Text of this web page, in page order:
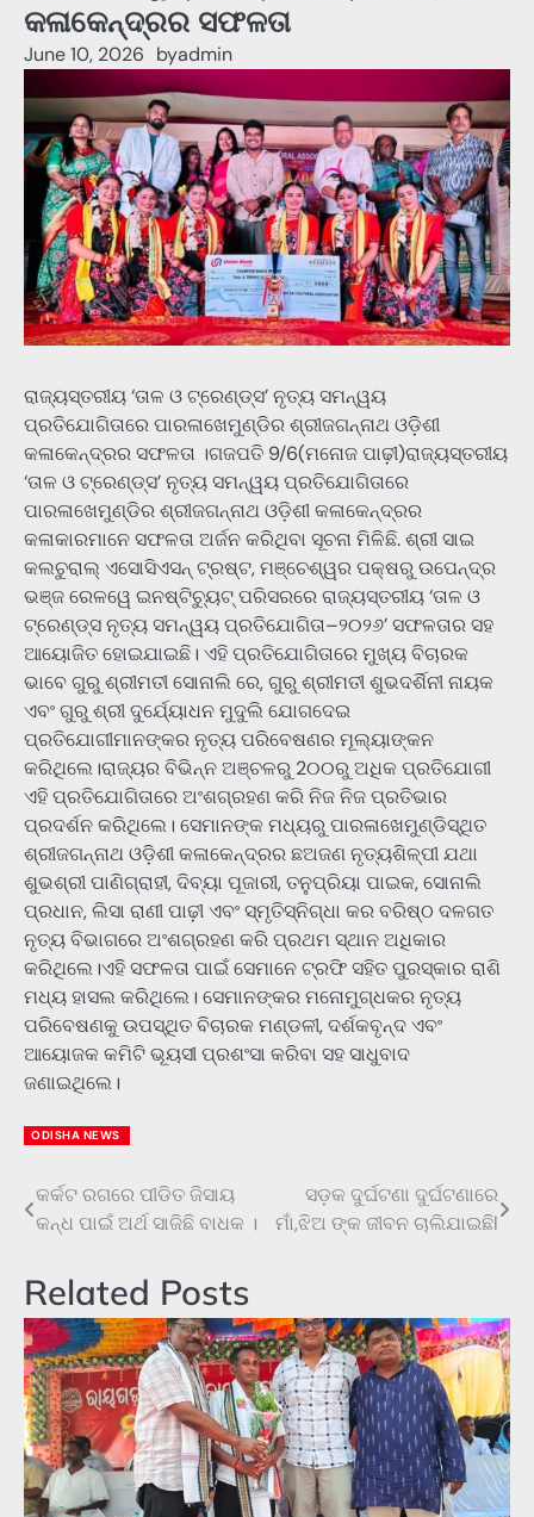
କଳାକେନ୍ଦ୍ରର ସଫଳତା
June 10, 2026 byadmin
ରାଜ୍ୟସ୍ତରୀୟ ‘ତାଳ ଓ ଟ୍ରେଣ୍ଡ୍‌ସ’ ନୃତ୍ୟ ସମନ୍ୱୟ
ପ୍ରତିଯୋଗିତାରେ ପାରଳାଖେମୁଣ୍ଡିର ଶ୍ରୀଜଗନ୍ନାଥ ଓଡ଼ିଶୀ
କଳାକେନ୍ଦ୍ରର ସଫଳତା ।ଗଜପତି 9/6(ମନୋଜ ପାଢ଼ୀ)ରାଜ୍ୟସ୍ତରୀୟ
‘ତାଳ ଓ ଟ୍ରେଣ୍ଡ୍‌ସ’ ନୃତ୍ୟ ସମନ୍ୱୟ ପ୍ରତିଯୋଗିତାରେ
ପାରଳାଖେମୁଣ୍ଡିର ଶ୍ରୀଜଗନ୍ନାଥ ଓଡ଼ିଶୀ କଳାକେନ୍ଦ୍ରର
କଳାକାରମାନେ ସଫଳତା ଅର୍ଜନ କରିଥିବା ସୂଚନା ମିଳିଛି. ଶ୍ରୀ ସାଇ
କଲଚୁରାଲ୍ ଏସୋସିଏସନ୍ ଟ୍ରଷ୍ଟ, ମଞ୍ଚେଶ୍ୱର ପକ୍ଷରୁ ଉପେନ୍ଦ୍ର
ଭଞ୍ଜ ରେଳୱେ ଇନଷ୍ଟିଚ୍ୟୁଟ୍ ପରିସରରେ ରାଜ୍ୟସ୍ତରୀୟ ‘ତାଳ ଓ
ଟ୍ରେଣ୍ଡ୍‌ସ ନୃତ୍ୟ ସମନ୍ୱୟ ପ୍ରତିଯୋଗିତା–୨୦୨୬’ ସଫଳତାର ସହ
ଆୟୋଜିତ ହୋଇଯାଇଛି। ଏହି ପ୍ରତିଯୋଗିତାରେ ମୁଖ୍ୟ ବିଚାରକ
ଭାବେ ଗୁରୁ ଶ୍ରୀମତୀ ସୋନାଲି ରେ, ଗୁରୁ ଶ୍ରୀମତୀ ଶୁଭଦର୍ଶିନୀ ନାୟକ
ଏବଂ ଗୁରୁ ଶ୍ରୀ ଦୁର୍ଯ୍ୟୋଧନ ମୁଦୁଲି ଯୋଗଦେଇ
ପ୍ରତିଯୋଗୀମାନଙ୍କର ନୃତ୍ୟ ପରିବେଷଣର ମୂଲ୍ୟାଙ୍କନ
କରିଥିଲେ।ରାଜ୍ୟର ବିଭିନ୍ନ ଅଞ୍ଚଳରୁ 2୦୦ରୁ ଅଧିକ ପ୍ରତିଯୋଗୀ
ଏହି ପ୍ରତିଯୋଗିତାରେ ଅଂଶଗ୍ରହଣ କରି ନିଜ ନିଜ ପ୍ରତିଭାର
ପ୍ରଦର୍ଶନ କରିଥିଲେ। ସେମାନଙ୍କ ମଧ୍ୟରୁ ପାରଳାଖେମୁଣ୍ଡିସ୍ଥିତ
ଶ୍ରୀଜଗନ୍ନାଥ ଓଡ଼ିଶୀ କଳାକେନ୍ଦ୍ରର ଛଅଜଣ ନୃତ୍ୟଶିଳ୍ପୀ ଯଥା
ଶୁଭଶ୍ରୀ ପାଣିଗ୍ରାହୀ, ଦିବ୍ୟା ପୂଜାରୀ, ତନୁପ୍ରିୟା ପାଇକ, ସୋନାଲି
ପ୍ରଧାନ, ଲିସା ରାଣୀ ପାଢ଼ୀ ଏବଂ ସ୍ମୃତିସ୍ନିଗ୍ଧା କର ବରିଷ୍ଠ ଦଳଗତ
ନୃତ୍ୟ ବିଭାଗରେ ଅଂଶଗ୍ରହଣ କରି ପ୍ରଥମ ସ୍ଥାନ ଅଧିକାର
କରିଥିଲେ।ଏହି ସଫଳତା ପାଇଁ ସେମାନେ ଟ୍ରଫି ସହିତ ପୁରସ୍କାର ରାଶି
ମଧ୍ୟ ହାସଲ କରିଥିଲେ। ସେମାନଙ୍କର ମନୋମୁଗ୍ଧକର ନୃତ୍ୟ
ପରିବେଷଣକୁ ଉପସ୍ଥିତ ବିଚାରକ ମଣ୍ଡଳୀ, ଦର୍ଶକବୃନ୍ଦ ଏବଂ
ଆୟୋଜକ କମିଟି ଭୂୟସୀ ପ୍ରଶଂସା କରିବା ସହ ସାଧୁବାଦ
ଜଣାଇଥିଲେ।
ODISHA NEWS
Post
navigation
କର୍କଟ ରଗରେ ପୀଡିତ ଜିସାୟ
କନ୍ଧ ପାଇଁ ଅର୍ଥ ସାଜିଛି ବାଧକ ।
ସଡ଼କ ଦୁର୍ଘଟଣା ଦୁର୍ଘଟଣାରେ
ମାଁ,ଝିଅ ଙ୍କ ଜୀବନ ଚାଲିଯାଇଛିl
Related Posts